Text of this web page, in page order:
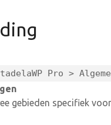
Pro >
gebieden specifiek